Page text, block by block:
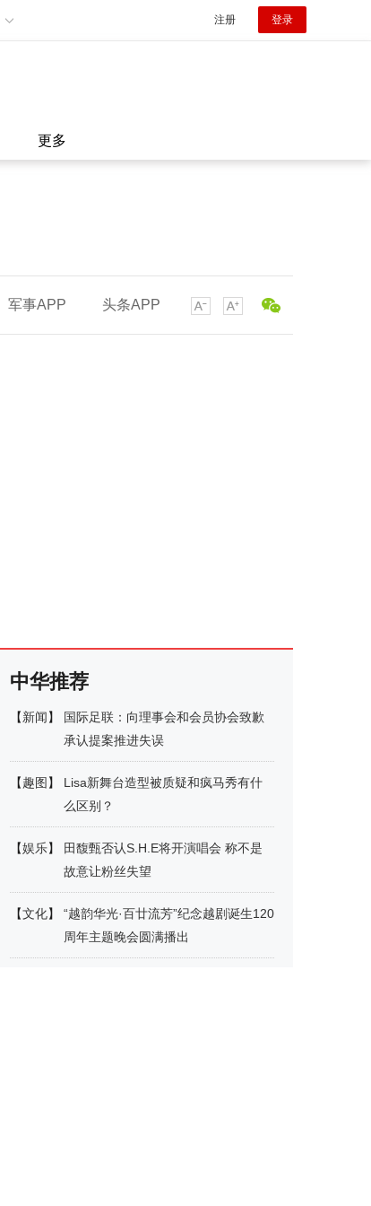
注册 登录
更多
军事APP 头条APP
中华推荐
【新闻】
国际足联：向理事会和会员协会致歉
承认提案推进失误
【趣图 】
Lisa新舞台造型被质疑和疯马秀有什
么区别？
【娱乐】
田馥甄否认S.H.E将开演唱会 称不是
故意让粉丝失望
【文化】
“越韵华光·百廿流芳”纪念越剧诞生120
周年主题晚会圆满播出